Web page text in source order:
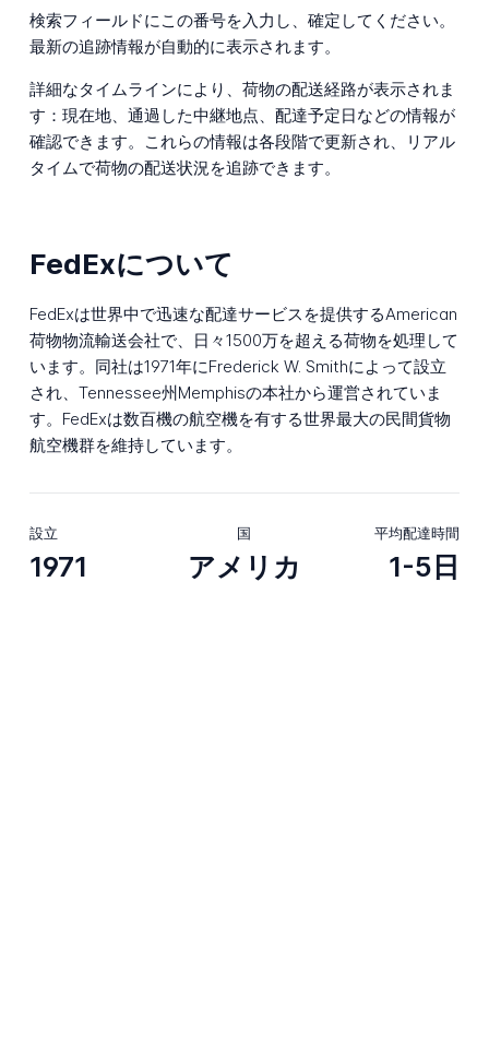
検索フィールドにこの番号を入力し、確定してください。
最新の追跡情報が自動的に表示されます。
詳細なタイムラインにより、荷物の配送経路が表示されま
す：現在地、通過した中継地点、配達予定日などの情報が
確認できます。これらの情報は各段階で更新され、リアル
タイムで荷物の配送状況を追跡できます。
FedExについて
FedExは世界中で迅速な配達サービスを提供するAmerican
荷物物流輸送会社で、日々1500万を超える荷物を処理して
います。同社は1971年にFrederick W. Smithによって設立
され、Tennessee州Memphisの本社から運営されていま
す。FedExは数百機の航空機を有する世界最大の民間貨物
航空機群を維持しています。
設立
1971
国
アメリカ
平均配達時間
1-5日